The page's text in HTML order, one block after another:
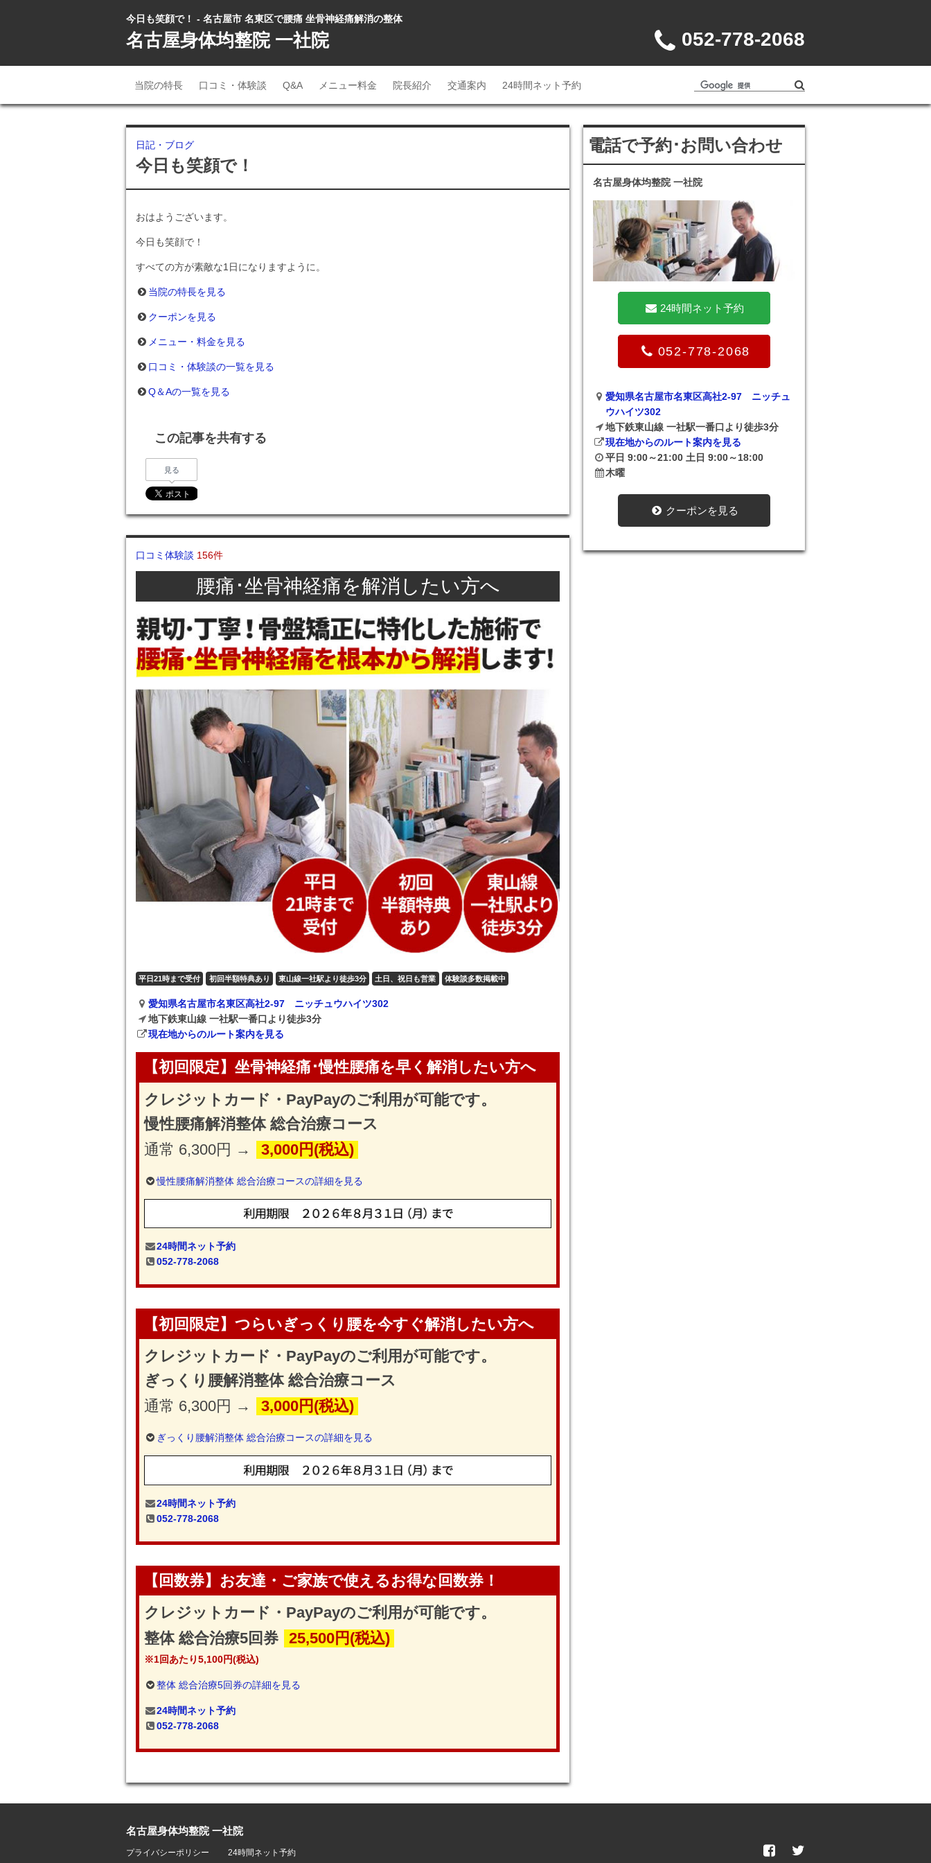
今日も笑顔で！ - 名古屋市 名東区で腰痛 坐骨神経痛解消の整体
名古屋身体均整院 一社院 052-778-2068
当院の特長 口コミ・体験談 Q&A メニュー料金 院長紹介 交通案内 24時間ネット予約
日記・ブログ
今日も笑顔で！
おはようございます。
今日も笑顔で！
すべての方が素敵な1日になりますように。
当院の特長を見る
クーポンを見る
メニュー・料金を見る
口コミ・体験談の一覧を見る
Q＆Aの一覧を見る
この記事を共有する
見る
口コミ体験談 156件
腰痛･坐骨神経痛を解消したい方へ
平日21時まで受付 初回半額特典あり 東山線一社駅より徒歩3分 土日、祝日も営業 体験談多数掲載中
愛知県名古屋市名東区高社2-97 ニッチュウハイツ302
地下鉄東山線 一社駅一番口より徒歩3分
現在地からのルート案内を見る
【初回限定】坐骨神経痛･慢性腰痛を早く解消したい方へ
クレジットカード・PayPayのご利用が可能です。
慢性腰痛解消整体 総合治療コース
通常 6,300円 →
3,000円(税込)
慢性腰痛解消整体 総合治療コースの詳細を見る
24時間ネット予約
052-778-2068
【初回限定】つらいぎっくり腰を今すぐ解消したい方へ
クレジットカード・PayPayのご利用が可能です。
ぎっくり腰解消整体 総合治療コース
通常 6,300円 →
3,000円(税込)
ぎっくり腰解消整体 総合治療コースの詳細を見る
24時間ネット予約
052-778-2068
【回数券】お友達・ご家族で使えるお得な回数券！
クレジットカード・PayPayのご利用が可能です。
整体 総合治療5回券 25,500円(税込)
※1回あたり5,100円(税込)
整体 総合治療5回券の詳細を見る
24時間ネット予約
052-778-2068
電話で予約･お問い合わせ
名古屋身体均整院 一社院
24時間ネット予約
052-778-2068
愛知県名古屋市名東区高社2-97 ニッチュ
ウハイツ302
地下鉄東山線 一社駅一番口より徒歩3分
現在地からのルート案内を見る
平日 9:00～21:00 土日 9:00～18:00
木曜
クーポンを見る
名古屋身体均整院 一社院
プライバシーポリシー 24時間ネット予約